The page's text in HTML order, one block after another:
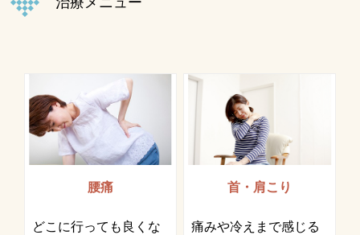
腰痛
どこに行っても良くな
首・肩こり
痛みや冷えまで感じる